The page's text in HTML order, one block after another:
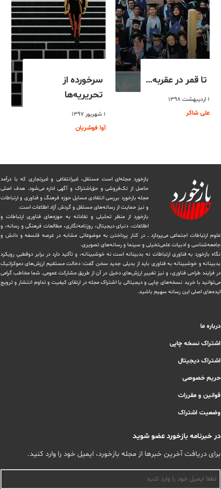
تا قمر در عقربه…
۱ اردیبهشت ۱۳۹۸
علی شاکر
سرخورده از
تحریریه‌ها
۱ شهریور ۱۳۹۷
آوا فوشریان
بازخورد مجله‌ای است مستقل، غیرانتفاعی و غیرتجاری که با درآمد
حاصل از تک‌فروشی و حق‌اشتراک و آگهی اداره می‌شود. ‏هدف اصلی
مجله بازخورد بررسی انتقادی مسایل حوزه فرهنگ و فناوری و ارتباطات
و نیز حمایت از رسانه‌های مستقل و‌ گردش ‏آزاد اطلاعات است.
بازخورد از منظر تحلیلی و نقادانه به حوزه‌های فناوری ارتباطات و
اطلاعات، دنیای دیجیتال، روزنامه‌نگاری، ‏مطالعات فرهنگی و رسانه، و
علوم ارتباطات اجتماعی می‌پردازد ــ در کنار پرداختن به موضوعاتی مشابه در عرصه فلسفه و دانش و
‏جامعه‌شناسی و ادبیات علمی‌تخیلی و سینما و رسانه‌های تصویری.
نگاه بازخورد به فناوری ارتباطات نه بدبینانه است نه خوشبینانه، و تأکید دارد ‏در برابر دوقطبیِ رویکرد
بدبینانه و خوشبینانه به فناوری باید از بدیلی جدید سخن گفت: دخالت مستقیم ارزش‌های دموکراتیک
در ‏فرایند طراحی فناوری، و نیز تغییر ارزش‌های دخيل در آن از طریق مشاركت عمومی. شما مخاطب گرامی
می‌توانید با خرید نسخه‌های چاپی و دیجیتالی یا ‏اشتراک مجله در ارتقای کیفیت و تداوم انتشار و ترویج
ایده‌های اصلی این رسانه سهیم باشید.
درباره ما
اشتراک نسخه چاپی
اشتراک دیجیتال
حریم خصوصی
قوانین و مقررات
وضعیت اشتراک
در خبرنامه بازخورد عضو شوید
برای دریافت آخرین خبرها از مجله بازخورد، ایمیل خود را وارد کنید.